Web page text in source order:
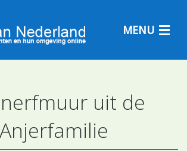
MENU
uit de
Anjerfamilie